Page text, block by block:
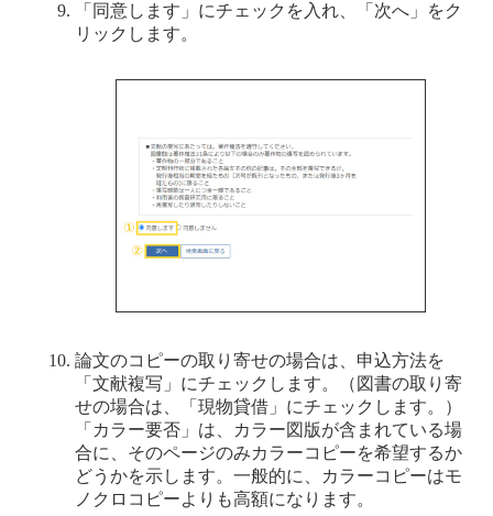
「同意します」にチェックを入れ、「次へ」をク
リックします。
論文のコピーの取り寄せの場合は、申込方法を
「文献複写」にチェックします。（図書の取り寄
せの場合は、「現物貸借」にチェックします。）
「カラー要否」は、カラー図版が含まれている場
合に、そのページのみカラーコピーを希望するか
どうかを示します。一般的に、カラーコピーはモ
ノクロコピーよりも高額になります。